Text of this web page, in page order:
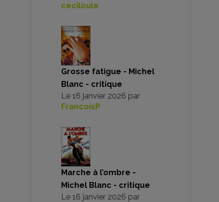
ceciloule
Grosse fatigue - Michel
Blanc - critique
Le 16 janvier 2026 par
FrancoisP
Marche à l’ombre -
Michel Blanc - critique
Le 16 janvier 2026 par